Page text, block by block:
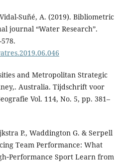
Suñé, A. (2019). Bibliometric
journal “Water Research”.
and Metropolitan Strategic
Australia. Tijdschrift voor
Vol. 114, No. 5, pp. 381–
P., Waddington G. & Serpell
Team Performance: What
Sport Learn from